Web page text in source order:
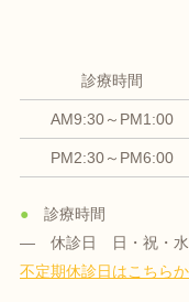
診療時間
AM9:30～PM1:00
PM2:30～PM6:00
● 診療時間
― 休診日 日・祝・水
不定期休診日はこちら